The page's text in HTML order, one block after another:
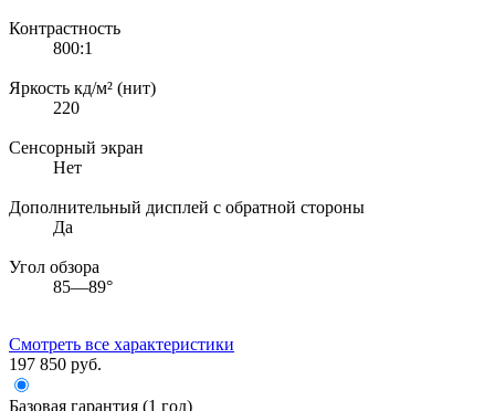
Контрастность
800:1
Яркость кд/м² (нит)
220
Сенсорный экран
Нет
Дополнительный дисплей с обратной стороны
Да
Угол обзора
85—89°
Смотреть все характеристики
197 850 руб.
Базовая гарантия (1 год)